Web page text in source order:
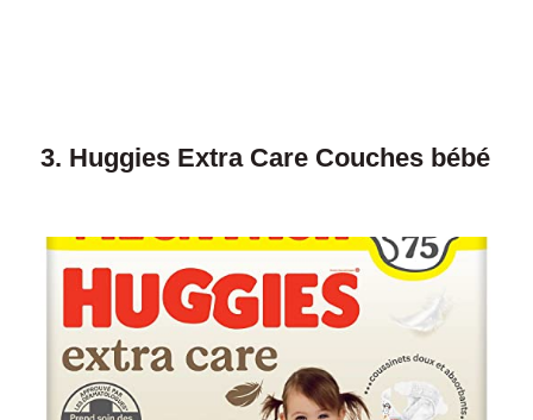
3. Huggies Extra Care Couches bébé